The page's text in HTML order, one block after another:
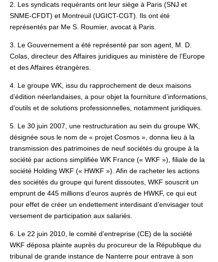
2. Les syndicats requérants ont leur siège à Paris (SNJ et
SNME-CFDT) et Montreuil (UGICT-CGT). Ils ont été
représentés par Me S. Roumier, avocat à Paris.
3. Le Gouvernement a été représenté par son agent, M. D.
Colas, directeur des Affaires juridiques au ministère de l’Europe
et des Affaires étrangères.
4. Le groupe WK, issu du rapprochement de deux maisons
d’édition néerlandaises, a pour objet la fourniture d’informations,
d’outils et de solutions professionnelles, notamment juridiques.
5. Le 30 juin 2007, une restructuration au sein du groupe WK,
désignée sous le nom de « projet Cosmos », donna lieu à la
transmission des patrimoines de neuf sociétés du groupe à la
société par actions simplifiée WK France (« WKF »), filiale de la
société Holding WKF (« HWKF »). Afin de racheter les actions
des sociétés du groupe qui furent dissoutes, WKF souscrit un
emprunt de 445 millions d’euros auprès de HWKF, ce qui eut
pour effet de créer un endettement interdisant d’envisager tout
versement de participation aux salariés.
6. Le 22 juin 2010, le comité d’entreprise (CE) de la société
WKF déposa plainte auprès du procureur de la République du
tribunal de grande instance de Nanterre pour entrave à son